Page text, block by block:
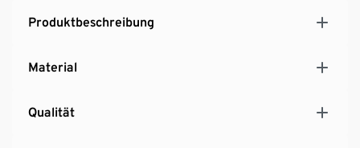
Produktbeschreibung
Material
Qualität